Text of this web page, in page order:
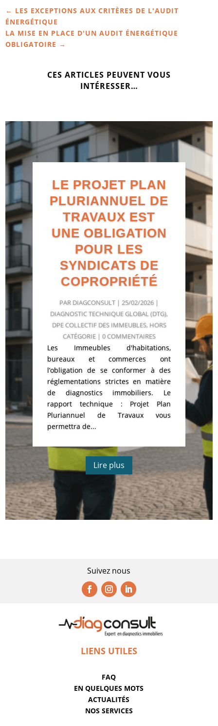
← LES EXCEPTIONS AUX CRITÈRES DE L'AUDIT
ÉNERGÉTIQUE
LA MISE EN PLACE D'UN AUDIT ÉNERGÉTIQUE
OBLIGATOIRE →
CES ARTICLES PEUVENT VOUS
INTÉRESSER…
LE PROJET PLAN
PLURIANNUEL DE
TRAVAUX EST
UNE OBLIGATION
POUR LES
SYNDICATS DE
COPROPRIÉTÉ
PAR DIAGCONSULT | 25/02/2026 |
DIAGNOSTIC TECHNIQUE GLOBAL (DTG),
DPE COLLECTIF DES IMMEUBLES, HORS
CATÉGORIE| 0 COMMENTAIRES
Les Immeubles d'habitations,
bureaux et commerces ont
l’obligation de se conformer à des
réglementations strictes en matière
de diagnostics immobiliers. Le
rapport technique : Projet Plan
Pluriannuel de Travaux vous
permettra de...
Lire plus
Suivez nous
LIENS UTILES
FAQ
EN QUELQUES MOTS
ACTUALITÉS
NOS SERVICES